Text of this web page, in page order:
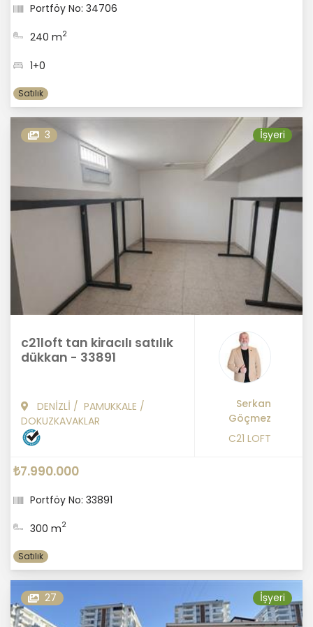
Portföy No: 34706
240 m2
1+0
Satılık
3 İşyeri
c21loft tan kiracılı satılık
dükkan - 33891
DENİZLİ / PAMUKKALE /
DOKUZKAVAKLAR
Serkan
Göçmez
C21 LOFT
₺7.990.000
Portföy No: 33891
300 m2
Satılık
27 İşyeri